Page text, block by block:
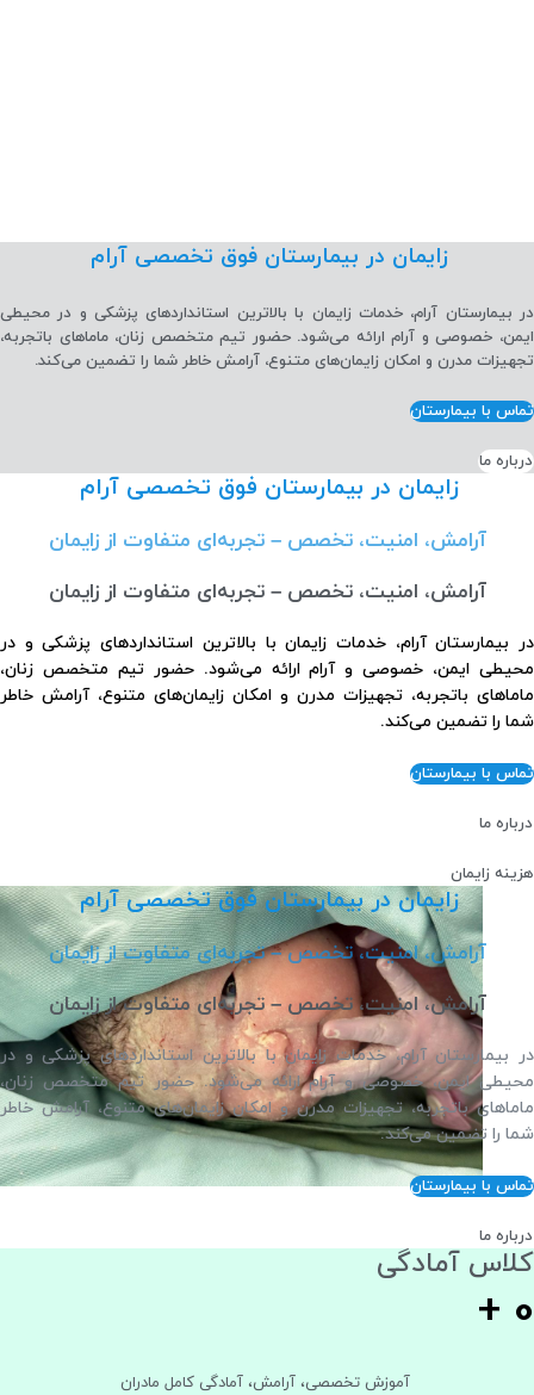
زایمان در بیمارستان فوق تخصصی آرام
در بیمارستان آرام، خدمات زایمان با بالاترین استانداردهای پزشکی و در محیطی
ایمن، خصوصی و آرام ارائه می‌شود. حضور تیم متخصص زنان، ماماهای با‌تجربه،
تجهیزات مدرن و امکان زایمان‌های متنوع، آرامش خاطر شما را تضمین می‌کند.
تماس با بیمارستان
درباره ما
زایمان در بیمارستان فوق تخصصی آرام
آرامش، امنیت، تخصص – تجربه‌ای متفاوت از زایمان
آرامش، امنیت، تخصص – تجربه‌ای متفاوت از زایمان
در بیمارستان آرام، خدمات زایمان با بالاترین استانداردهای پزشکی و در
محیطی ایمن، خصوصی و آرام ارائه می‌شود. حضور تیم متخصص زنان،
ماماهای با‌تجربه، تجهیزات مدرن و امکان زایمان‌های متنوع، آرامش خاطر
شما را تضمین می‌کند.
تماس با بیمارستان
درباره ما
هزینه زایمان
زایمان در بیمارستان فوق تخصصی آرام
آرامش، امنیت، تخصص – تجربه‌ای متفاوت از زایمان
آرامش، امنیت، تخصص – تجربه‌ای متفاوت از زایمان
در بیمارستان آرام، خدمات زایمان با بالاترین استانداردهای پزشکی و در
محیطی ایمن، خصوصی و آرام ارائه می‌شود. حضور تیم متخصص زنان،
ماماهای با‌تجربه، تجهیزات مدرن و امکان زایمان‌های متنوع، آرامش خاطر
شما را تضمین می‌کند.
تماس با بیمارستان
درباره ما
کلاس آمادگی
0
+
آموزش تخصصی، آرامش، آمادگی کامل مادران